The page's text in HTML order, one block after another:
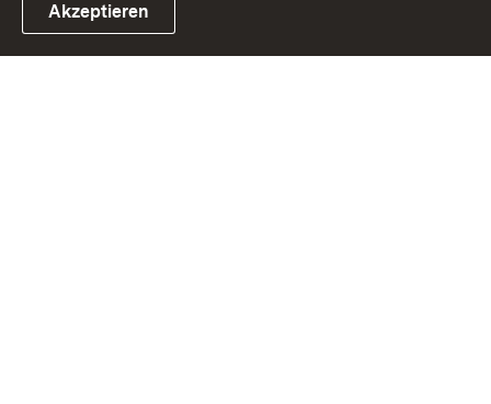
Link zum Landesportal
Akzeptieren